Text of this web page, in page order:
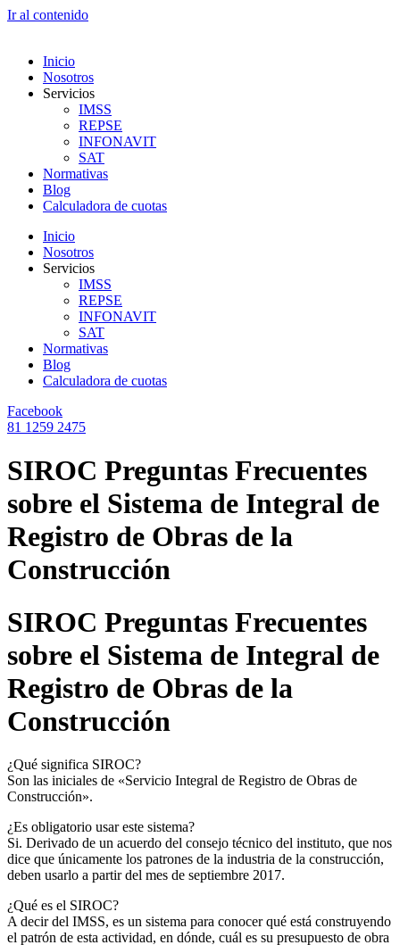
Ir al contenido
Inicio
Nosotros
Servicios
IMSS
REPSE
INFONAVIT
SAT
Normativas
Blog
Calculadora de cuotas
Inicio
Nosotros
Servicios
IMSS
REPSE
INFONAVIT
SAT
Normativas
Blog
Calculadora de cuotas
Facebook
81 1259 2475
SIROC Preguntas Frecuentes
sobre el Sistema de Integral de
Registro de Obras de la
Construcción
SIROC Preguntas Frecuentes
sobre el Sistema de Integral de
Registro de Obras de la
Construcción
¿Qué significa SIROC?
Son las iniciales de «Servicio Integral de Registro de Obras de
Construcción».
¿Es obligatorio usar este sistema?
Si. Derivado de un acuerdo del consejo técnico del instituto, que nos
dice que únicamente los patrones de la industria de la construcción,
deben usarlo a partir del mes de septiembre 2017.
¿Qué es el SIROC?
A decir del IMSS, es un sistema para conocer qué está construyendo
el patrón de esta actividad, en dónde, cuál es su presupuesto de obra